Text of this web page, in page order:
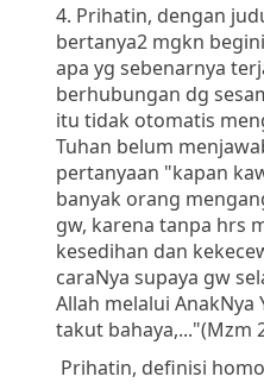
4. Prihatin, dengan
bertanya2 mgkn
apa yg sebenarnya
berhubungan dg
itu tidak otomatis
Tuhan belum
pertanyaan "kapan
banyak orang
gw, karena tanpa hrs
kesedihan dan
caraNya supaya gw
Allah melalui
takut bahaya,..."(Mzm
Prihatin, definisi